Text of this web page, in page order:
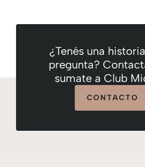
¿Tenés una
pregunta?
sumate a Club
CONTACTO